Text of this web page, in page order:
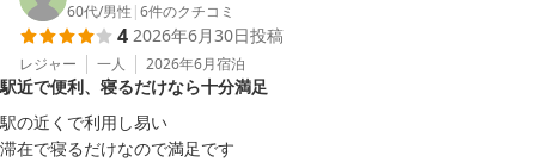
大塚駅から徒歩3分という立地や、都内でのご滞在にご利用いただ
きやすい料金設定について「最高」とのお言葉を頂戴し、大変嬉し
く拝読いたしました。
今後も変わらず快適にお過ごしいただけるよう、サービスの向上に
努めてまいります。
60代/男性 |6件のクチコミ
4 2026年6月30日投稿
レジャー 一人 2026年6月宿泊
駅近で便利、寝るだけなら十分満足
駅の近くで利用し易い
滞在で寝るだけなので満足です